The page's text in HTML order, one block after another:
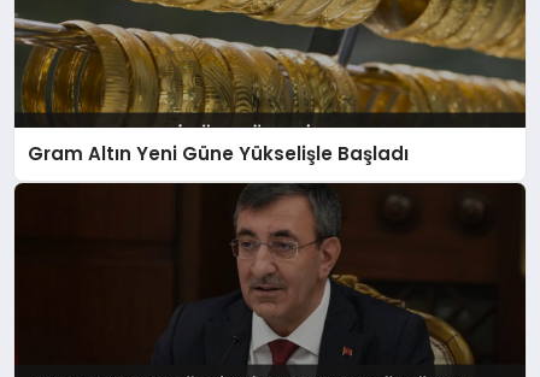
Gram Altın Yeni Güne Yükselişle Başladı